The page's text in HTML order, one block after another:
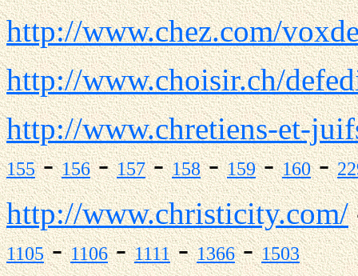
http://www.chez.com/
http://www.choisir.ch/
http://www.chretiens-et-
155-156-157-158-159-160-
http://www.christicity.com/
1105-1106-1111-1366-1503